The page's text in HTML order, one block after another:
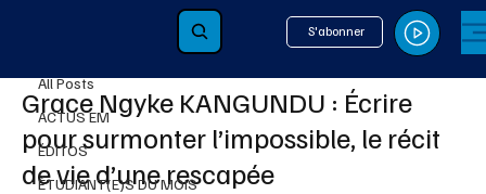
S'abonner
All Posts
ACTUS EM
ÉDITOS
ÉTUDIANT(E)S DU MOIS
Grace Ngyke KANGUNDU : Écrire
pour surmonter l’impossible, le récit
de vie d’une rescapée